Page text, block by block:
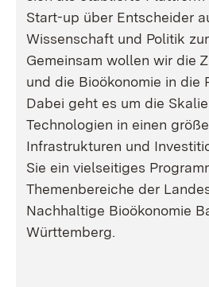
Start-up über Entscheider
Wissenschaft und Politik
Gemeinsam wollen wir die
und die Bioökonomie in die
Dabei geht es um die
Technologien in einen
Infrastrukturen und
Sie ein vielseitiges
Themenbereiche der
Nachhaltige Bioökonomie
Württemberg.